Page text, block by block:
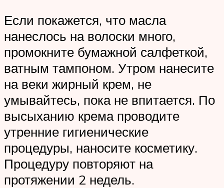
Если покажется, что масла
нанеслось на волоски много,
промокните бумажной салфеткой,
ватным тампоном. Утром нанесите
на веки жирный крем, не
умывайтесь, пока не впитается. По
высыханию крема проводите
утренние гигиенические
процедуры, наносите косметику.
Процедуру повторяют на
протяжении 2 недель.